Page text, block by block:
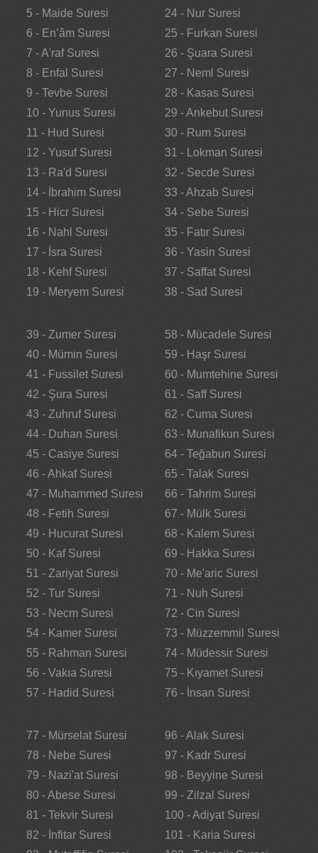
5 - Maide Suresi
6 - En’âm Suresi
7 - A'raf Suresi
8 - Enfal Suresi
9 - Tevbe Suresi
10 - Yunus Suresi
11 - Hud Suresi
12 - Yusuf Suresi
13 - Ra'd Suresi
14 - İbrahim Suresi
15 - Hicr Suresi
16 - Nahl Suresi
17 - İsra Suresi
18 - Kehf Suresi
19 - Meryem Suresi
24 - Nur Suresi
25 - Furkan Suresi
26 - Şuara Suresi
27 - Neml Suresi
28 - Kasas Suresi
29 - Ankebut Suresi
30 - Rum Suresi
31 - Lokman Suresi
32 - Secde Suresi
33 - Ahzab Suresi
34 - Sebe Suresi
35 - Fatır Suresi
36 - Yasin Suresi
37 - Saffat Suresi
38 - Sad Suresi
39 - Zumer Suresi
40 - Mümin Suresi
41 - Fussilet Suresi
42 - Şura Suresi
43 - Zuhruf Suresi
44 - Duhan Suresi
45 - Casiye Suresi
46 - Ahkaf Suresi
47 - Muhammed Suresi
48 - Fetih Suresi
49 - Hucurat Suresi
50 - Kaf Suresi
51 - Zariyat Suresi
52 - Tur Suresi
53 - Necm Suresi
54 - Kamer Suresi
55 - Rahman Suresi
56 - Vakıa Suresi
57 - Hadid Suresi
58 - Mücadele Suresi
59 - Haşr Suresi
60 - Mumtehine Suresi
61 - Saff Suresi
62 - Cuma Suresi
63 - Munafikun Suresi
64 - Teğabun Suresi
65 - Talak Suresi
66 - Tahrim Suresi
67 - Mülk Suresi
68 - Kalem Suresi
69 - Hakka Suresi
70 - Me'aric Suresi
71 - Nuh Suresi
72 - Cin Suresi
73 - Müzzemmil Suresi
74 - Müdessir Suresi
75 - Kıyamet Suresi
76 - İnsan Suresi
77 - Mürselat Suresi
78 - Nebe Suresi
79 - Nazi'at Suresi
80 - Abese Suresi
81 - Tekvir Suresi
82 - İnfitar Suresi
96 - Alak Suresi
97 - Kadr Suresi
98 - Beyyine Suresi
99 - Zilzal Suresi
100 - Adiyat Suresi
101 - Karia Suresi